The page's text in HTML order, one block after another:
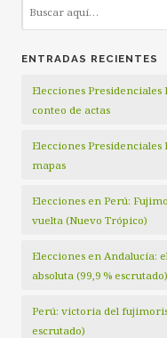
ENTRADAS RECIENTES
Elecciones Presidenciales
conteo de actas
Elecciones
mapas
Elecciones en Perú:
vuelta (Nuevo Trópico)
Elecciones en Andalucía:
absoluta (99,9 % escrutado)
Perú: victoria del
escrutado)